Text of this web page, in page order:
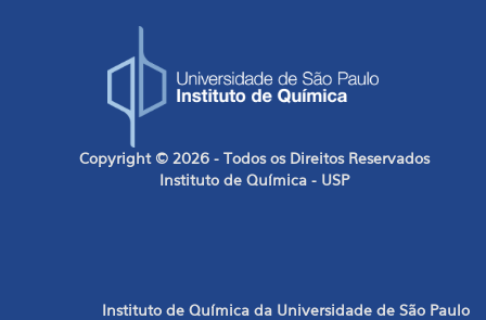
Copyright © 2026 - Todos os Direitos Reservados
Instituto de Química - USP
Instituto de Química da Universidade de São Paulo